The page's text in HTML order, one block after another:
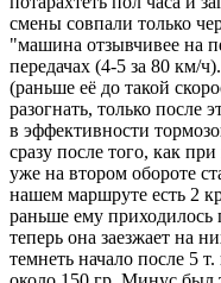
смены совпали только
"машина отзывчивее на
передачах (4-5 за 80 км/
(раньше её до такой
разогнать, только после
в эффективности
сразу после того, как
уже на втором обороте
нашем маршруте есть 2
раньше ему приходилось
теперь она заезжает на
темнеть начало после 5